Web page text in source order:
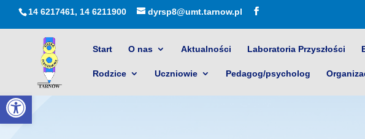
Otwórz pasek narzędzi
14 6217461, 14 6211900 dyrsp8@umt.tarnow.pl
Start O nas Aktualności Laboratoria Przyszłości
Rodzice Uczniowie Pedagog/psycholog